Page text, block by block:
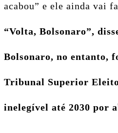
acabou” e ele ainda vai
“Volta, Bolsonaro”,
Bolsonaro, no entanto,
Tribunal Superior
inelegível até 2030 por